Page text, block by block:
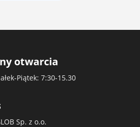
otwarcia
Piątek: 7:30-15.30
Sp. z o.o.